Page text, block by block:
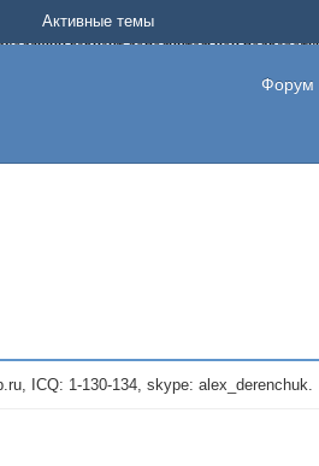
вариант дополнительной
в теме что это лохотрон, чтобы
со своими пригласительными
Форум
Активные темы
1-130-134, skype: alex_derenchuk.